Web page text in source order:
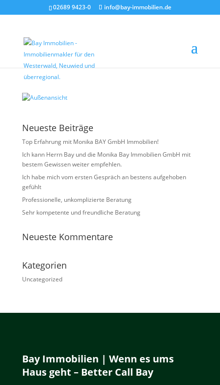
02689 9423-0 info@bay-immobilien.de
Außenansicht
vonChristian Bay|Apr. 27, 2026
Neueste Beiträge
Top Erfahrung mit Monika BAY GmbH Immobilien!
Ich kann Herrn Bay und die Monika Bay Immobilien GmbH mit
bestem Gewissen weiter empfehlen.
Ich habe mich vom ersten Gespräch an bestens aufgehoben
gefühlt
Professionelle, unkomplizierte Beratung
Sehr kompetente und freundliche Beratung
Neueste Kommentare
Kategorien
Uncategorized
Bay Immobilien | Wenn es ums
Haus geht – Better Call Bay